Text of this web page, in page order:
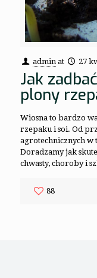
admin at 27
Jak
plony
Wiosna to bardzo
rzepaku i soi. Od
agrotechnicznych w
Doradzamy jak
chwasty, choroby i
88